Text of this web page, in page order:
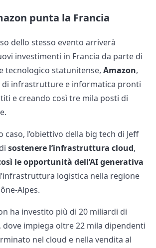
punta la Francia
dello stesso evento arriverà
investimenti in Francia da parte di
tecnologico statunitense, Amazon,
di infrastrutture e informatica pronti
e creando così tre mila posti di
caso, l’obiettivo della big tech di Jeff
sostenere l’infrastruttura cloud,
le opportunità dell’AI generativa
logistica nella regione
Alpes.
ha investito più di 20 miliardi di
dove impiega oltre 22 mila dipendenti
nel cloud e nella vendita al